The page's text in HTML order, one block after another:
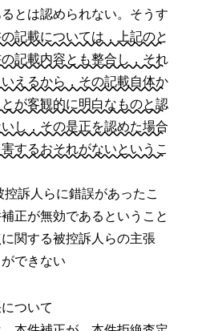
とは認められない。そうす
記載については，上記のと
記載内容とも整合し，それ
えるから，その記載自体か
が客観的に明白なものと認
し，その是正を認めた場合
するおそれがないというこ
訴人らに錯誤があったこ
正が無効であるということ
関する被控訴人らの主張
できない
ついて